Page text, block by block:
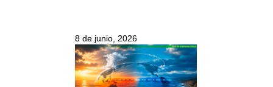
8 de junio, 2026